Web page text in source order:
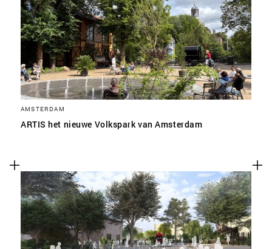
AMSTERDAM
ARTIS het nieuwe Volkspark van Amsterdam
SLA VOORKEUREN OP